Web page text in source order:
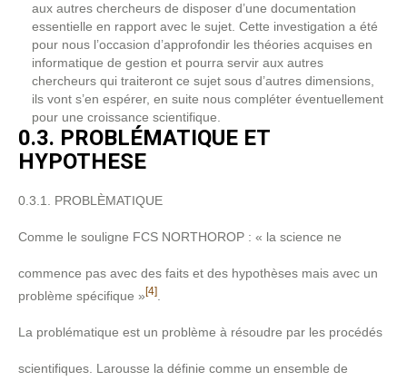
aux autres chercheurs de disposer d’une documentation
essentielle en rapport avec le sujet. Cette investigation a été
pour nous l’occasion d’approfondir les théories acquises en
informatique de gestion et pourra servir aux autres
chercheurs qui traiteront ce sujet sous d’autres dimensions,
ils vont s’en espérer, en suite nous compléter éventuellement
pour une croissance scientifique.
0.3. PROBLÉMATIQUE ET
HYPOTHESE
0.3.1. PROBLÈMATIQUE
Comme le souligne FCS NORTHOROP : « la science ne
commence pas avec des faits et des hypothèses mais avec un
problème spécifique » [4]
La problématique est un problème à résoudre par les procédés
scientifiques. Larousse la définie comme un ensemble de